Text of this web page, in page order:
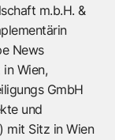
m.b.H. &
News
Wien,
GmbH
und
mit Sitz in Wien